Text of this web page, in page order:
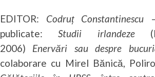
EDITOR: Codruț Constantinescu
publicate:Studii irlandeze
2006) Enervări sau despre
colaborare cu Mirel Bănică,